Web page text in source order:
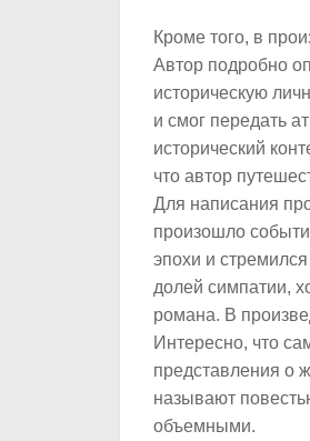
Кроме того, в
Автор подробно
историческую
и смог передать
исторический
что автор
Для написания
произошло
эпохи и
долей симпатии,
романа. В
Интересно, что
представления о
называют
объемными.